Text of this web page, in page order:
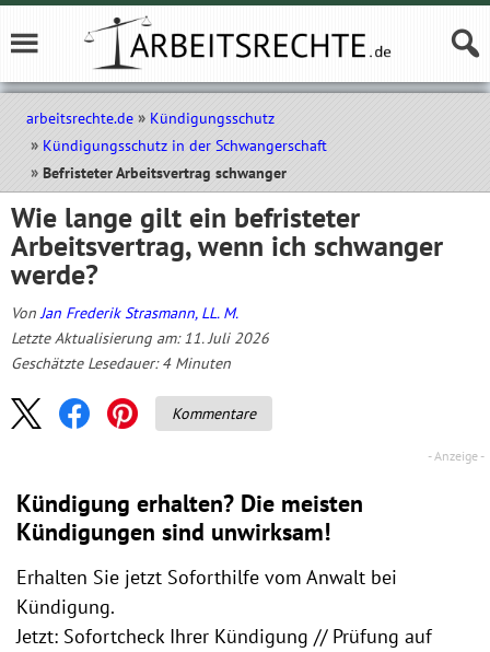
arbeitsrechte.de
Kündigungsschutz
Kündigungsschutz in der Schwangerschaft
Befristeter Arbeitsvertrag schwanger
Wie lange gilt ein befristeter
Arbeitsvertrag, wenn ich schwanger
werde?
VonJan Frederik Strasmann, LL. M.
Letzte Aktualisierung am: 11. Juli 2026
Geschätzte Lesedauer: 4 Minuten
Kommentare
Kündigung erhalten? Die meisten
Kündigungen sind unwirksam!
Erhalten Sie jetzt Soforthilfe vom Anwalt bei
Kündigung.
Jetzt: Sofortcheck Ihrer Kündigung // Prüfung auf